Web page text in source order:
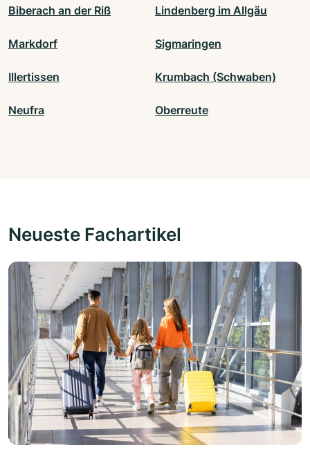
Biberach an der Riß Lindenberg im Allgäu
Markdorf Sigmaringen
Illertissen Krumbach (Schwaben)
Neufra Oberreute
Neueste Fachartikel